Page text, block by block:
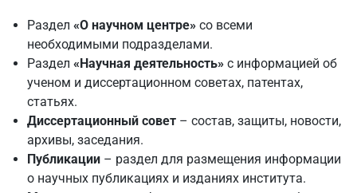
Раздел «О научном центре» со всеми
необходимыми подразделами.
Раздел «Научная деятельность» с информацией об
ученом и диссертационном советах, патентах,
статьях.
Диссертационный совет – состав, защиты, новости,
архивы, заседания.
Публикации – раздел для размещения информации
о научных публикациях и изданиях института.